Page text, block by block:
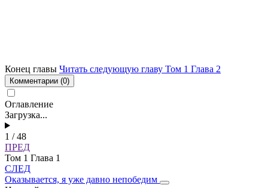
Конец главы Читать следующую главу Том 1 Глава 2
Комментарии (0)
Оглавление
Загрузка...
1 / 48
ПРЕД
Том 1 Глава 1
СЛЕД
Оказывается, я уже давно непобедим